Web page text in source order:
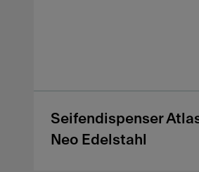
Seifendispenser
Neo Edelstahl